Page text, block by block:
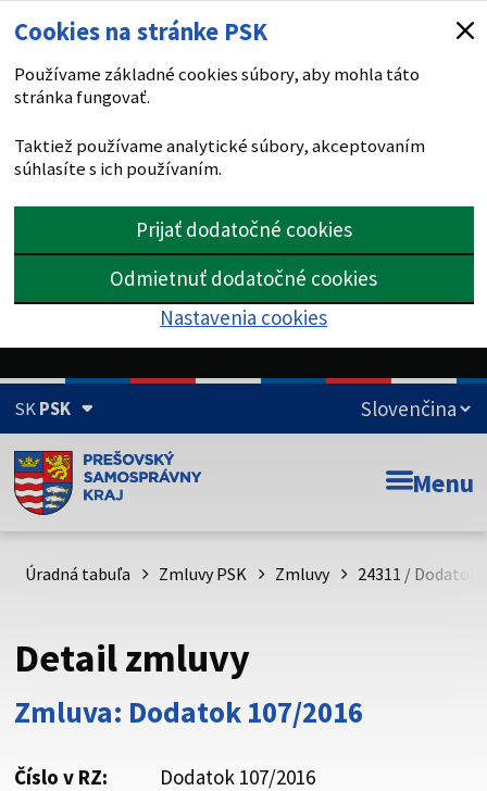
Cookies na stránke PSK
Používame základné cookies súbory, aby mohla táto
stránka fungovať.
Taktiež používame analytické súbory, akceptovaním
súhlasíte s ich používaním.
Prijať dodatočné cookies
Odmietnuť dodatočné cookies
Nastavenia cookies
SKPSK
Doména psk.sk je oficiálna
Toto je oficiálna webová stránka Prešovského
psk.sk.
Buďte pozorní a vždy sa uistite, že zdieľate informácie iba
cez zabezpečenú webovú stránku. Zabezpečená stránka
vždy začína https:// pred názvom domény webového sídla.
Menu
Úradná tabuľa Zmluvy PSK Zmluvy 24311 / Dodatok
Detail zmluvy
Zmluva: Dodatok 107/2016
Číslo v RZ:
Dodatok 107/2016